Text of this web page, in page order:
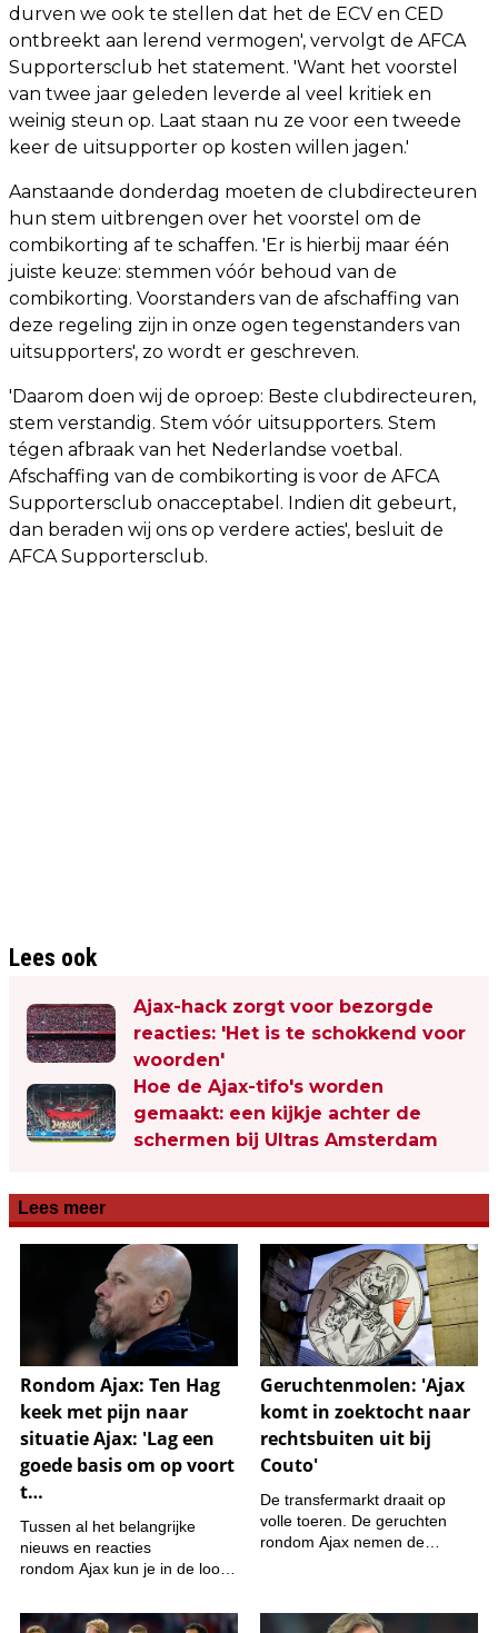
durven we ook te stellen dat het de ECV en CED
ontbreekt aan lerend vermogen', vervolgt de AFCA
Supportersclub het statement. 'Want het voorstel
van twee jaar geleden leverde al veel kritiek en
weinig steun op. Laat staan nu ze voor een tweede
keer de uitsupporter op kosten willen jagen.'
Aanstaande donderdag moeten de clubdirecteuren
hun stem uitbrengen over het voorstel om de
combikorting af te schaffen. 'Er is hierbij maar één
juiste keuze: stemmen vóór behoud van de
combikorting. Voorstanders van de afschaffing van
deze regeling zijn in onze ogen tegenstanders van
uitsupporters', zo wordt er geschreven.
'Daarom doen wij de oproep: Beste clubdirecteuren,
stem verstandig. Stem vóór uitsupporters. Stem
tégen afbraak van het Nederlandse voetbal.
Afschaffing van de combikorting is voor de AFCA
Supportersclub onacceptabel. Indien dit gebeurt,
dan beraden wij ons op verdere acties', besluit de
AFCA Supportersclub.
Lees ook
Ajax-hack zorgt voor bezorgde
reacties: 'Het is te schokkend voor
woorden'
Hoe de Ajax-tifo's worden
gemaakt: een kijkje achter de
schermen bij Ultras Amsterdam